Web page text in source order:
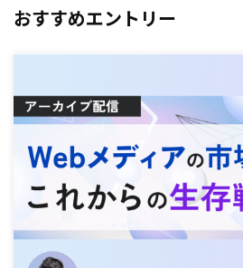
おすすめエントリー